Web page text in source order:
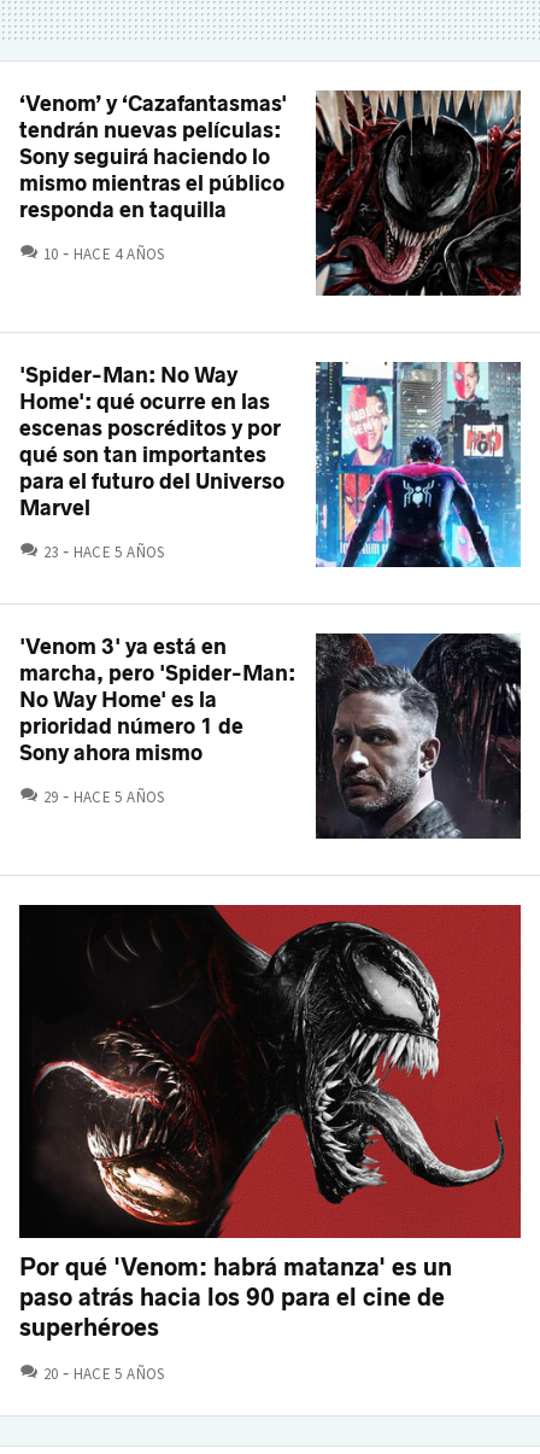
‘Venom’ y ‘Cazafantasmas'
tendrán nuevas películas:
Sony seguirá haciendo lo
mismo mientras el público
responda en taquilla
10 COMENTARIOS
HACE 4 AÑOS
'Spider-Man: No Way
Home': qué ocurre en las
escenas poscréditos y por
qué son tan importantes
para el futuro del Universo
Marvel
23 COMENTARIOS
HACE 5 AÑOS
'Venom 3' ya está en
marcha, pero 'Spider-Man:
No Way Home' es la
prioridad número 1 de
Sony ahora mismo
29 COMENTARIOS
HACE 5 AÑOS
Por qué 'Venom: habrá matanza' es un
paso atrás hacia los 90 para el cine de
superhéroes
20 COMENTARIOS
HACE 5 AÑOS